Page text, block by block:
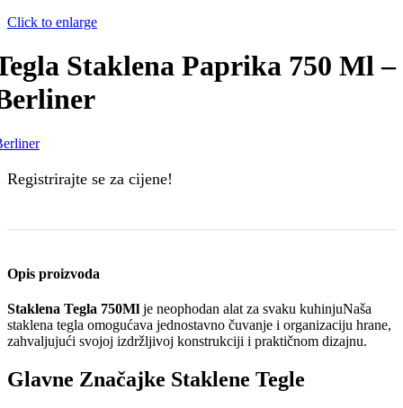
Click to enlarge
Staklena Paprika 750 Ml –
Registrirajte se za cijene!
Opis proizvoda
Staklena Tegla 750Ml je neophodan alat za svaku kuhinjuNaša
staklena tegla omogućava jednostavno čuvanje i organizaciju hrane,
zahvaljujući svojoj izdržljivoj konstrukciji i praktičnom dizajnu.
Glavne Značajke Staklene Tegle